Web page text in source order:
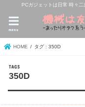
PCガジェットは日常 時々二
menu
HOME タグ : 350D
350D